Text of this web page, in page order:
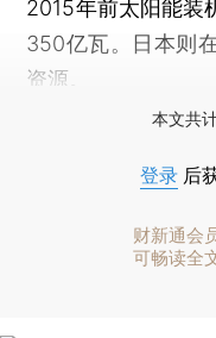
2015年前太阳能装
350亿瓦。日本则
资源。
本文共
登录 后
财新通会
可畅读全